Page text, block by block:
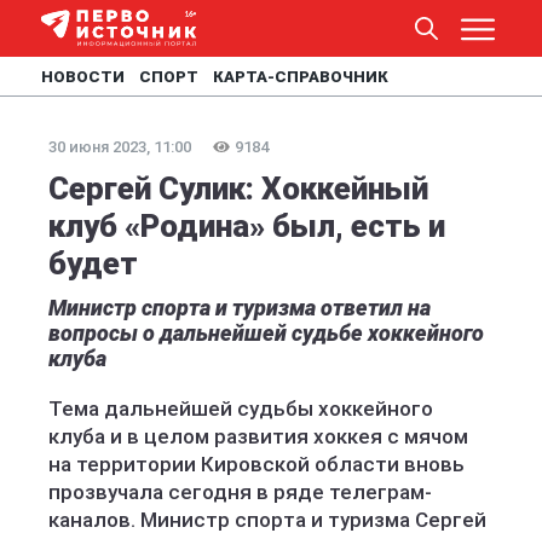
НОВОСТИ СПОРТ КАРТА-СПРАВОЧНИК
30 июня 2023, 11:00 9184
Сергей Сулик: Хоккейный
клуб «Родина» был, есть и
будет
Министр спорта и туризма ответил на
вопросы о дальнейшей судьбе хоккейного
клуба
Тема дальнейшей судьбы хоккейного
клуба и в целом развития хоккея с мячом
на территории Кировской области вновь
прозвучала сегодня в ряде телеграм-
каналов. Министр спорта и туризма Сергей